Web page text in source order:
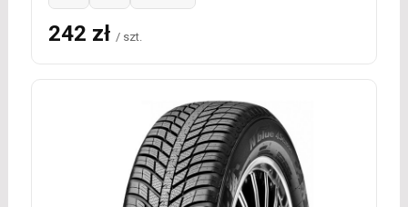
242 zł / szt.